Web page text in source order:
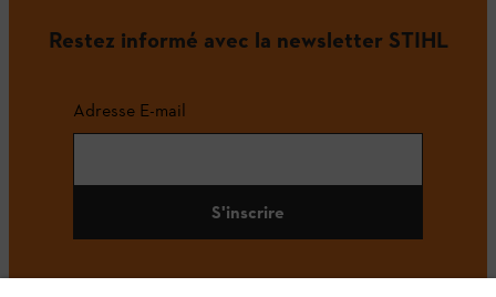
Restez informé avec la newsletter STIHL
Adresse E-mail
S'inscrire